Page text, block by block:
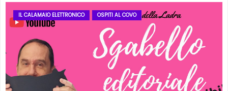
IL CALAMAIO ELETTRONICO OSPITI AL COVO